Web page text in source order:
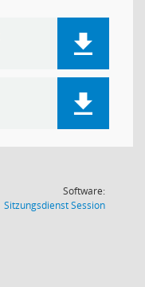
Software:
SitzungsdienstSession(Wird in